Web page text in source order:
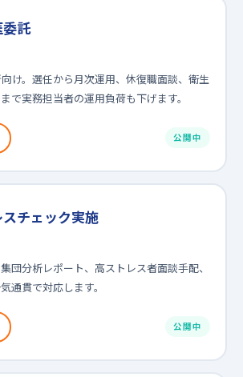
託
け。選任から月次運用、休復職面談、衛生
で実務担当者の運用負荷も下げます。
公開中
チェック実施
団分析レポート、高ストレス者面談手配、
通貫で対応します。
公開中